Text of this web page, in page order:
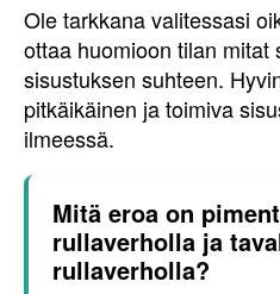
Ole tarkkana valitessasi
ottaa huomioon tilan
sisustuksen suhteen.
pitkäikäinen ja toimiva
ilmeessä.
Mitä eroa on
rullaverholla ja
rullaverholla?